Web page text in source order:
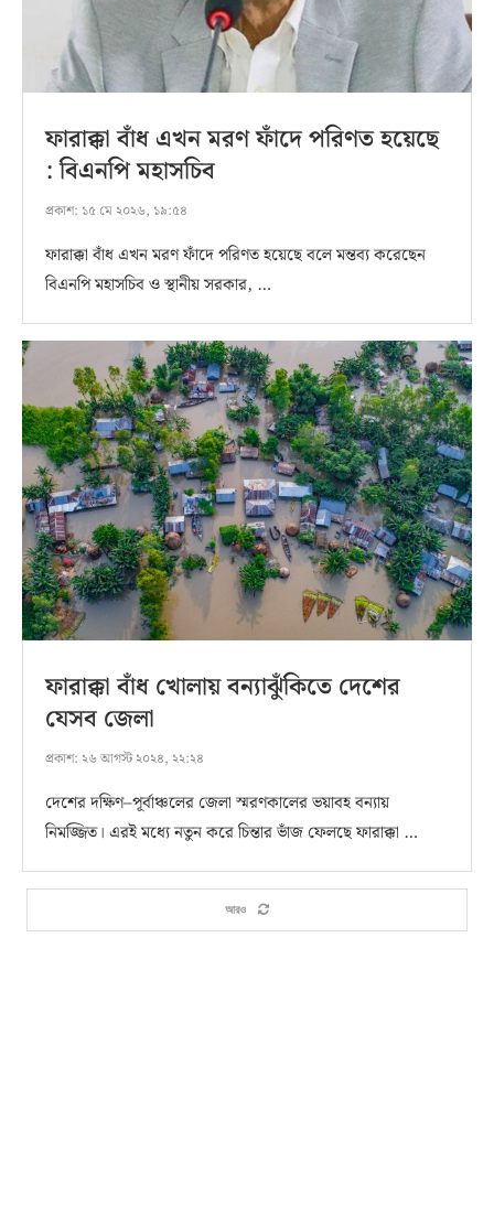
ফারাক্কা বাঁধ এখন মরণ ফাঁদে পরিণত হয়েছে
: বিএনপি মহাসচিব
প্রকাশ: ১৫ মে ২০২৬, ১৯:৫৪
ফারাক্কা বাঁধ এখন মরণ ফাঁদে পরিণত হয়েছে বলে মন্তব্য করেছেন
বিএনপি মহাসচিব ও স্থানীয় সরকার, …
ফারাক্কা বাঁধ খোলায় বন্যাঝুঁকিতে দেশের
যেসব জেলা
প্রকাশ: ২৬ আগস্ট ২০২৪, ২২:২৪
দেশের দক্ষিণ–পূর্বাঞ্চলের জেলা স্মরণকালের ভয়াবহ বন্যায়
নিমজ্জিত। এরই মধ্যে নতুন করে চিন্তার ভাঁজ ফেলছে ফারাক্কা …
আরও